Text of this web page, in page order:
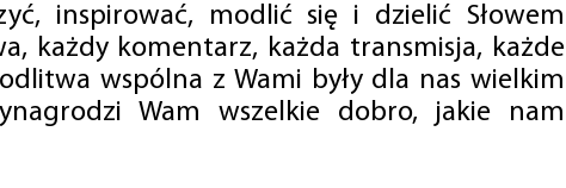
inspirować, modlić się i dzielić Słowem
każdy komentarz, każda transmisja, każde
wspólna z Wami były dla nas wielkim
Wam wszelkie dobro, jakie nam